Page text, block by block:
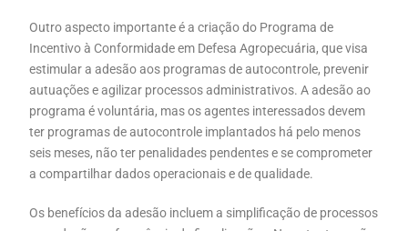
Outro aspecto importante é a criação do Programa de
Incentivo à Conformidade em Defesa Agropecuária, que visa
estimular a adesão aos programas de autocontrole, prevenir
autuações e agilizar processos administrativos. A adesão ao
programa é voluntária, mas os agentes interessados devem
ter programas de autocontrole implantados há pelo menos
seis meses, não ter penalidades pendentes e se comprometer
a compartilhar dados operacionais e de qualidade.
Os benefícios da adesão incluem a simplificação de processos